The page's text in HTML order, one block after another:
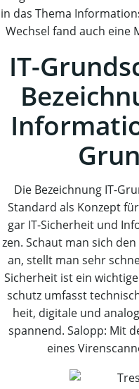
in das The­ma
Wech­sel fand auch eine
IT-
Die Bezeich­nung IT-
Stan­dard als Kon­zept
gar IT-Sicher­heit und
zen. Schaut man sich
an, stellt man sehr
Sicher­heit ist ein
schutz umfasst
heit, digi­ta­le und
span­nend. Salopp: Mit
eines